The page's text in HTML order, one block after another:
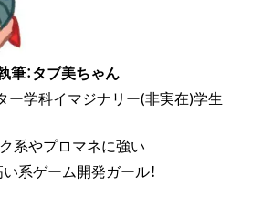
筆：タブ美ちゃん
ー学科イマジナリー(非実在)学生
系やプロマネに強い
系ゲーム開発ガール！